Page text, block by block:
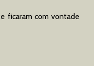
ficaram com vontade